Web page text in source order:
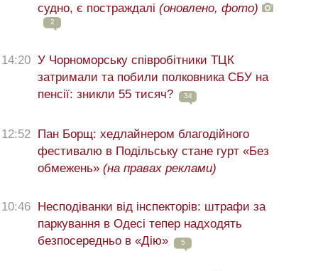
судно, є постраждалі (оновлено, фото)
2
14:20 У Чорноморську співробітники ТЦК
затримали та побили полковника СБУ на
пенсії: зникли 55 тисяч?
34
12:52 Пан Борщ: хедлайнером благодійного
фестивалю в Подільську стане гурт «Без
обмежень» (на правах реклами)
10:46 Несподіванки від інспекторів: штрафи за
паркування в Одесі тепер надходять
безпосередньо в «Дію»
5